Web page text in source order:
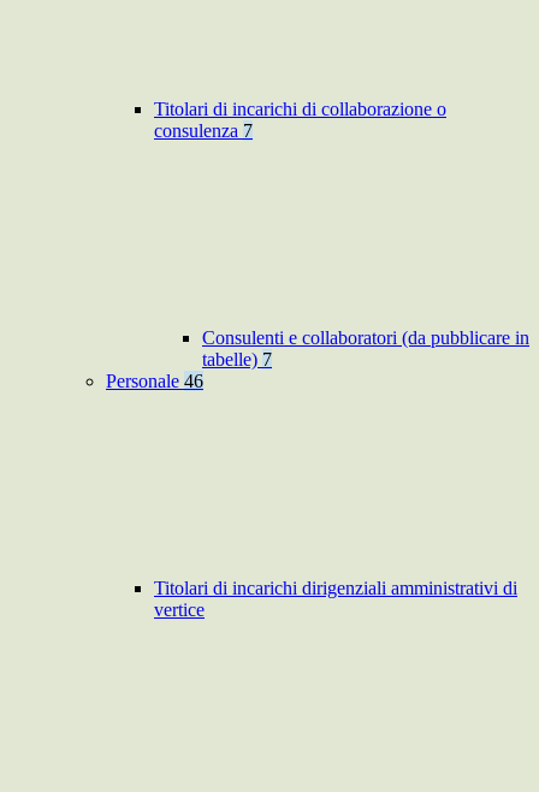
Titolari di incarichi di collaborazione o
consulenza 7
Consulenti e collaboratori (da pubblicare in
tabelle) 7
Personale 46
Titolari di incarichi dirigenziali amministrativi di
vertice